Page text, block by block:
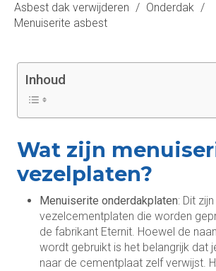
Asbest dak verwijderen / Onderdak /
Menuiserite asbest
Inhoud
Wat zijn
vezelplaten?
Menuiserite onderdakplaten: Dit zijn
vezelcementplaten die worden
de fabrikant Eternit. Hoewel de
wordt gebruikt is het belangrijk dat
naar de cementplaat zelf verwijst.